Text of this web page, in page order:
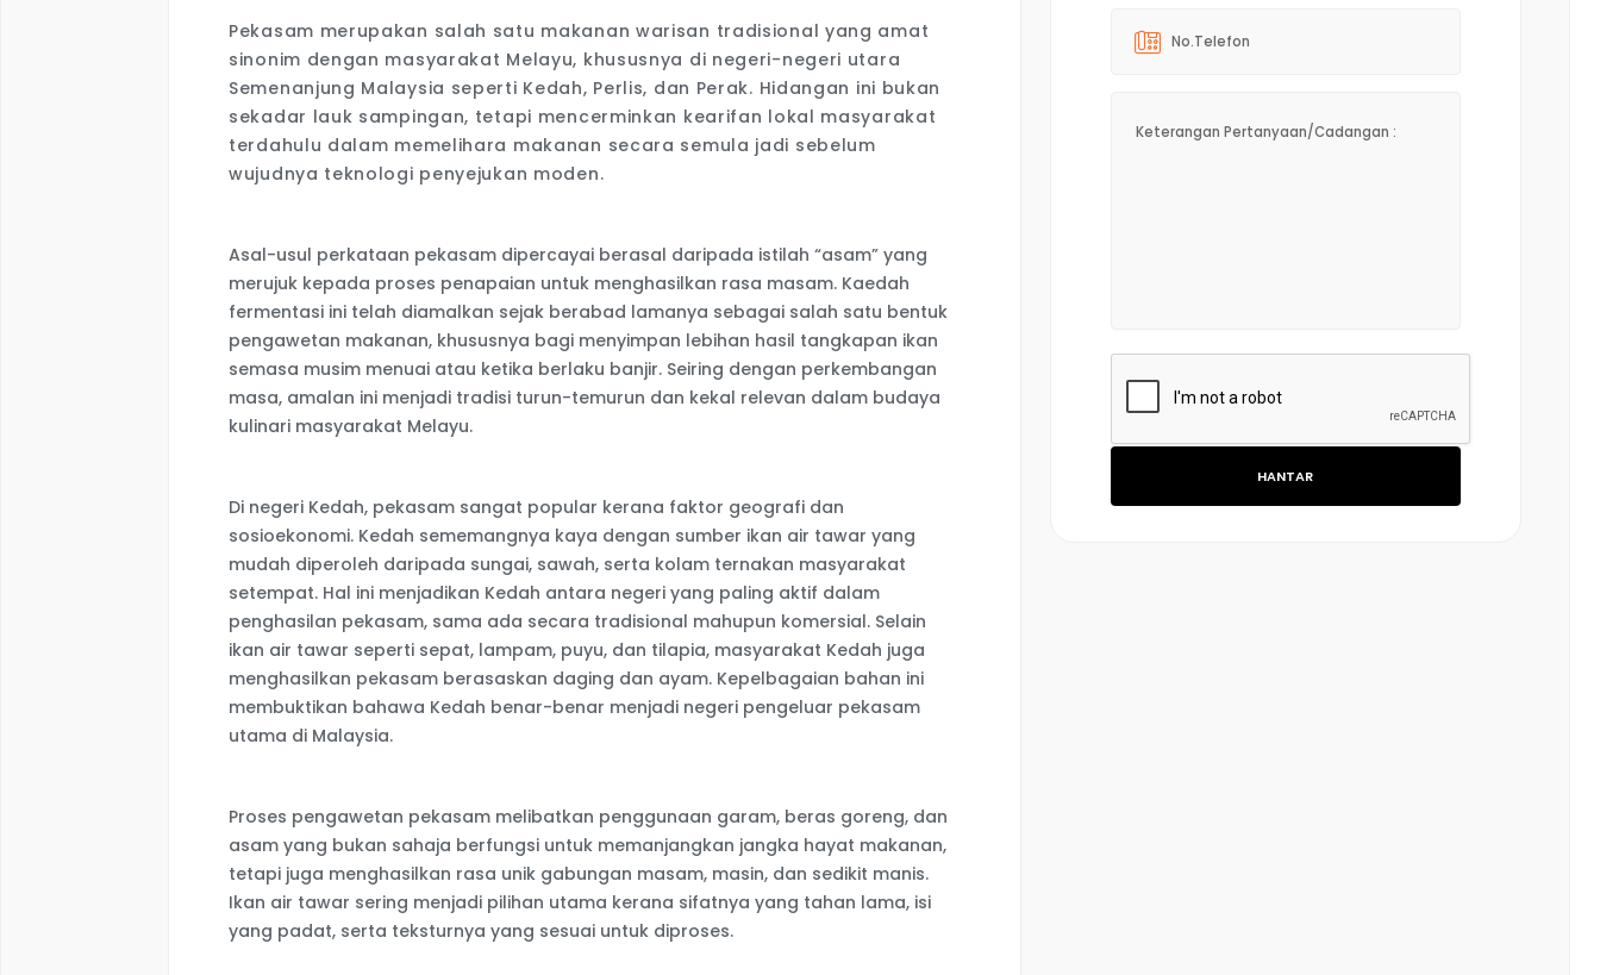
Pekasam merupakan salah satu makanan warisan tradisional yang amat
sinonim dengan masyarakat Melayu, khususnya di negeri-negeri utara
Semenanjung Malaysia seperti Kedah, Perlis, dan Perak. Hidangan ini bukan
sekadar lauk sampingan, tetapi mencerminkan kearifan lokal masyarakat
terdahulu dalam memelihara makanan secara semula jadi sebelum
wujudnya teknologi penyejukan moden.
Asal-usul perkataan pekasam dipercayai berasal daripada istilah “asam” yang
merujuk kepada proses penapaian untuk menghasilkan rasa masam. Kaedah
fermentasi ini telah diamalkan sejak berabad lamanya sebagai salah satu bentuk
pengawetan makanan, khususnya bagi menyimpan lebihan hasil tangkapan ikan
semasa musim menuai atau ketika berlaku banjir. Seiring dengan perkembangan
masa, amalan ini menjadi tradisi turun-temurun dan kekal relevan dalam budaya
kulinari masyarakat Melayu.
Di negeri Kedah, pekasam sangat popular kerana faktor geografi dan
sosioekonomi. Kedah sememangnya kaya dengan sumber ikan air tawar yang
mudah diperoleh daripada sungai, sawah, serta kolam ternakan masyarakat
setempat. Hal ini menjadikan Kedah antara negeri yang paling aktif dalam
penghasilan pekasam, sama ada secara tradisional mahupun komersial. Selain
ikan air tawar seperti sepat, lampam, puyu, dan tilapia, masyarakat Kedah juga
menghasilkan pekasam berasaskan daging dan ayam. Kepelbagaian bahan ini
membuktikan bahawa Kedah benar-benar menjadi negeri pengeluar pekasam
utama di Malaysia.
Proses pengawetan pekasam melibatkan penggunaan garam, beras goreng, dan
asam yang bukan sahaja berfungsi untuk memanjangkan jangka hayat makanan,
tetapi juga menghasilkan rasa unik gabungan masam, masin, dan sedikit manis.
Ikan air tawar sering menjadi pilihan utama kerana sifatnya yang tahan lama, isi
yang padat, serta teksturnya yang sesuai untuk diproses.
HANTAR